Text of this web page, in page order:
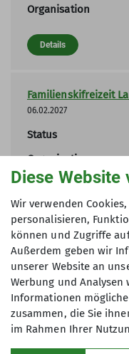
Organisation
Details
Familienskifreizeit
06.02.2027
Status
Organisation
Über den Verein
Diese Website
Wir verwenden
personalisieren,
können und Zugriffe
Außerdem geben wir
unserer Website an
Werbung und
Informationen
zusammen, die Sie
im Rahmen Ihrer